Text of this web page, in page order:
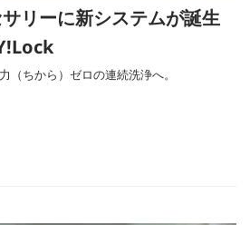
リーに新システムが誕生
（ちから）ゼロの連続洗浄へ。